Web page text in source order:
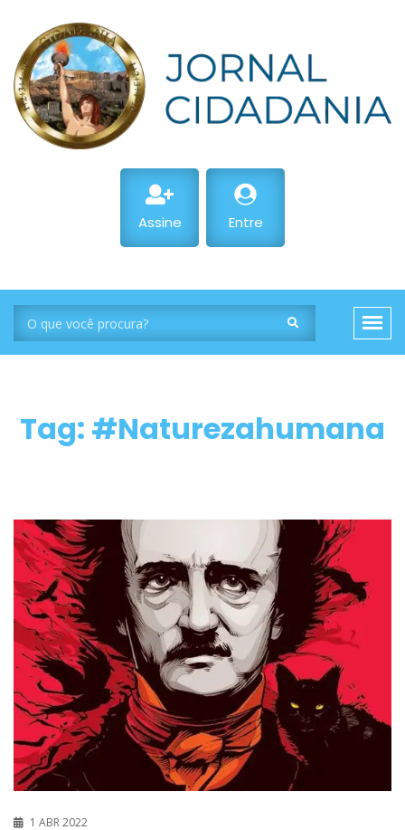
Assine Entre
Tag: #Naturezahumana
1 ABR 2022